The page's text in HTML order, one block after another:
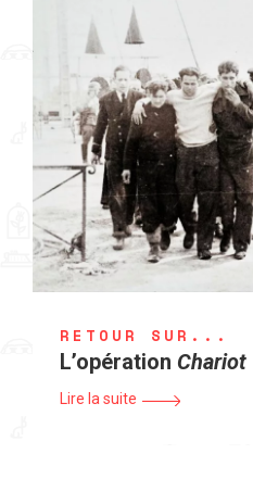
RETOUR SUR...
L’opération Chariot
Lire la suite